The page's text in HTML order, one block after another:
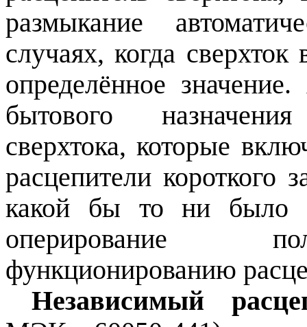
размыкание
случаях, когда
определённое
бытового
сверхтока, которые
расцепители короткого
какой бы то ни было
оперирование
функционированию
Независимый